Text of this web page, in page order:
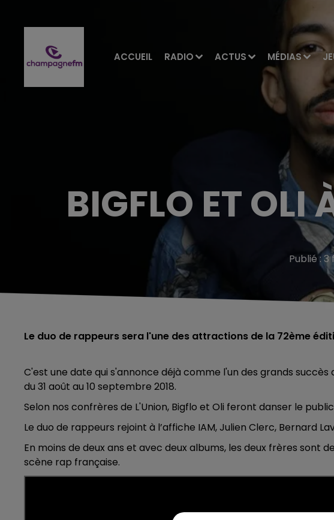
ACCUEIL RADIO ACTUS MÉDIAS
BIGFLO ET OLI
Publié :
Le duo de rappeurs sera l'une des attractions de la 72ème
C'est une date qui s'annonce déjà comme l'un des grands succès
du 31 août au 10 septembre 2018.
Selon nos confrères de L'Union, Bigflo et Oli feront danser le
Le duo de rappeurs rejoint à l’affiche IAM, Julien Clerc, Bernard
En moins de deux ans et avec deux albums, les deux frères sont
scène rap française.